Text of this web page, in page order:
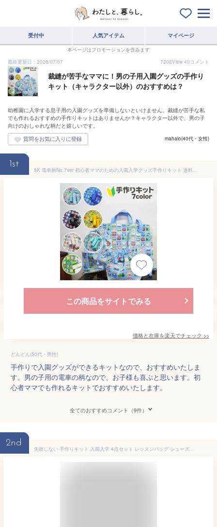
受付中 人気アイテム マイページ
本ページはプロモーションを含みます
最終更新日：2026/07/07
7202View 40コメント
裁縫が苦手なママに！男の子用入園グッズの手作り
キット（キャラクター以外）のおすすめは？
幼稚園に入学する息子用の入園グッズを準備しないといけません。裁縫が苦手な私
でも作れるおすすめの手作りキットはありませんか？キャラクター以外で、男の子
向けのおしゃれな柄だと嬉しいです。
mahalo(40代・女性)
1st
5K 電車柄No.7ver 初心者ママのための入園入学グッズ手作りキット 送料無料 男の子 商用利用可能 生地 入園グッズ 入園 入学
この商品をサイトでみる
価格と在庫を楽天でチェック >>
どんどん(50代・男性)
手作りで入園グッズができるキットなので、おすすめいたしま
す。男の子用の電車の柄なので、お子様も喜ぶと思います。初
心者ママでも作れるキットでおすすめいたします。
全てのおすすめコメント（9件）
2nd
失敗しない 手作りキット 入園入学 4点セット レッスンバッグ シューズバッグ 体操着入れ 給食袋 材料セット 簡単 入園準備 入学準備 カット済み トートバッグ コップ袋 巾着袋 通園 通学 男の子 女の子 子供【日本製】 nyg